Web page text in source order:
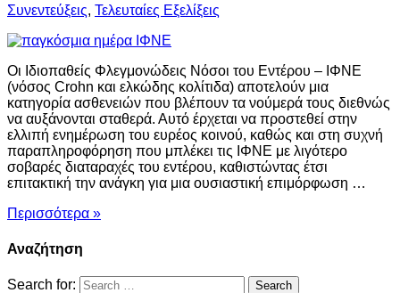
Συνεντεύξεις, Τελευταίες Εξελίξεις
Οι Ιδιοπαθείς Φλεγμονώδεις Νόσοι του Εντέρου – ΙΦΝΕ
(νόσος Crohn και ελκώδης κολίτιδα) αποτελούν μια
κατηγορία ασθενειών που βλέπουν τα νούμερά τους διεθνώς
να αυξάνονται σταθερά. Αυτό έρχεται να προστεθεί στην
ελλιπή ενημέρωση του ευρέος κοινού, καθώς και στη συχνή
παραπληροφόρηση που μπλέκει τις ΙΦΝΕ με λιγότερο
σοβαρές διαταραχές του εντέρου, καθιστώντας έτσι
επιτακτική την ανάγκη για μια ουσιαστική επιμόρφωση …
Περισσότερα »
Αναζήτηση
Search for: